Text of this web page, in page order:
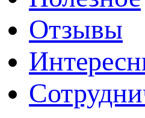
Отзывы